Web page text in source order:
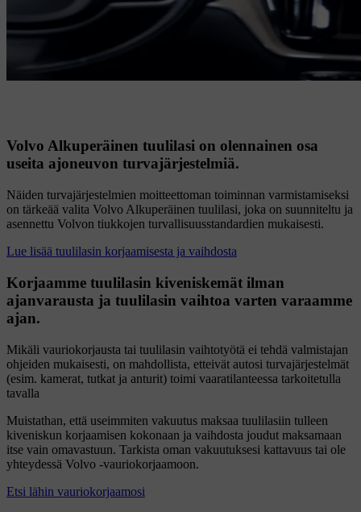
Volvo Alkuperäinen tuulilasi on olennainen osa
useita ​​ajoneuvon turvajärjestelmiä.
Näiden turvajärjestelmien moitteettoman toiminnan varmistamiseksi
on tärkeää valita Volvo Alkuperäinen tuulilasi, joka on suunniteltu ja
asennettu Volvon tiukkojen turvallisuusstandardien mukaisesti.
Lue lisää tuulilasin korjaamisesta ja vaihdosta
Korjaamme tuulilasin kiveniskemät ilman
ajanvarausta ja tuulilasin vaihtoa varten varaamme
ajan.
Mikäli vauriokorjausta tai tuulilasin vaihtotyötä ei tehdä valmistajan
ohjeiden mukaisesti, on mahdollista, etteivät autosi turvajärjestelmät
(esim. kamerat, tutkat ja anturit) toimi vaaratilanteessa tarkoitetulla
tavalla
Muistathan, että useimmiten vakuutus maksaa tuulilasiin tulleen
kiveniskun korjaamisen kokonaan ja vaihdosta joudut maksamaan
itse vain omavastuun. Tarkista oman vakuutuksesi kattavuus tai ole
yhteydessä Volvo -vauriokorjaamoon.
Etsi lähin vauriokorjaamosi